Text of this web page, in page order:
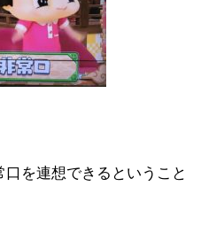
を連想できるということ